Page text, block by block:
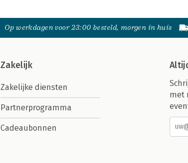
Op werkdagen voor 23:00 besteld, morgen in huis
Zakelijk
Zakelijke diensten
Partnerprogramma
Cadeaubonnen
met